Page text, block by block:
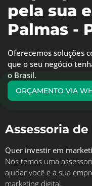
pela sua
Palmas -
Oferecemos soluções
que o seu negócio
o Brasil.
ORÇAMENTO VIA
Assessoria
Quer investir em
Nós temos uma
ajudar você e a sua
marketing digital.